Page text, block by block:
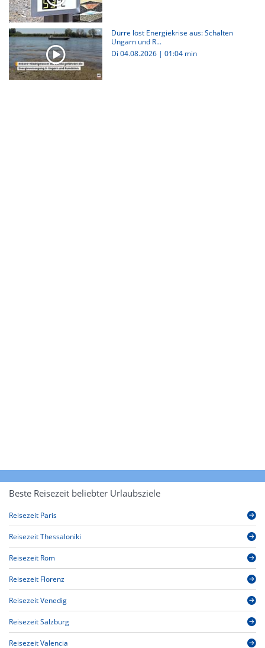
Dürre löst Energiekrise aus: Schalten
Ungarn und R...
Di 04.08.2026 | 01:04 min
Beste Reisezeit beliebter Urlaubsziele
Reisezeit Paris
Reisezeit Thessaloniki
Reisezeit Rom
Reisezeit Florenz
Reisezeit Venedig
Reisezeit Salzburg
Reisezeit Valencia